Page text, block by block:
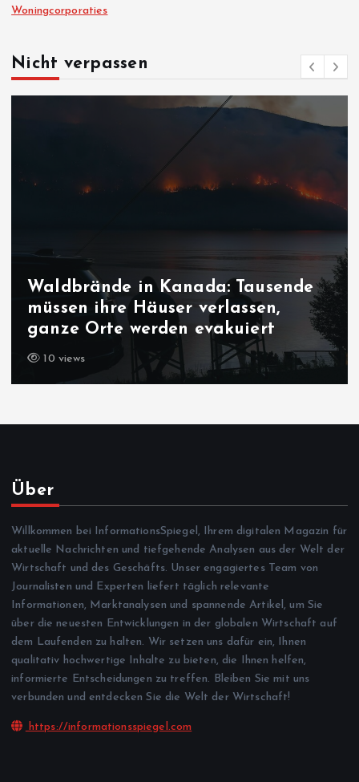
Woningcorporaties
Nicht verpassen
Waldbrände in Kanada: Tausende
müssen ihre Häuser verlassen,
ganze Orte werden evakuiert
10 views
Über
Willkommen bei InformationsSpiegel, Ihrem digitalen Magazin für
aktuelle Nachrichten und tiefgehende Analysen aus der Welt der
Wirtschaft und des Geschäfts. Unser engagiertes Team von
Journalisten und Experten liefert täglich relevante
Informationen, Marktanalysen und spannende Artikel, um Sie
über die neuesten Entwicklungen in der globalen Wirtschaft auf
dem Laufenden zu halten. Wir setzen uns dafür ein, Ihnen
qualitativ hochwertige Inhalte zu bieten, die Ihnen helfen,
informierte Entscheidungen zu treffen. Bleiben Sie mit uns
verbunden und entdecken Sie die Welt der Wirtschaft!
https://informationsspiegel.com